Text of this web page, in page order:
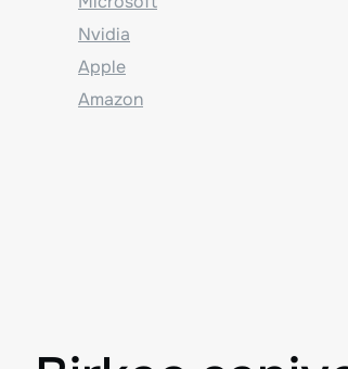
Nvidia
Apple
Amazon